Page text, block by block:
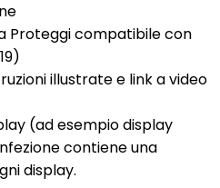
Proteggi compatibile con
illustrate e link a video
(ad esempio display
contiene una
display.